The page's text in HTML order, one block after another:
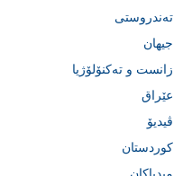
تەندروستی
جیهان
زانست و تەکنۆلۆژیا
عێراق
ڤیدیۆ
کوردستان